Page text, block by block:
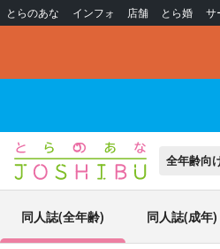
とらのあな インフォ 店舗 とら婚 サ
全年齢向
同人誌(全年齢) 同人誌(成年)